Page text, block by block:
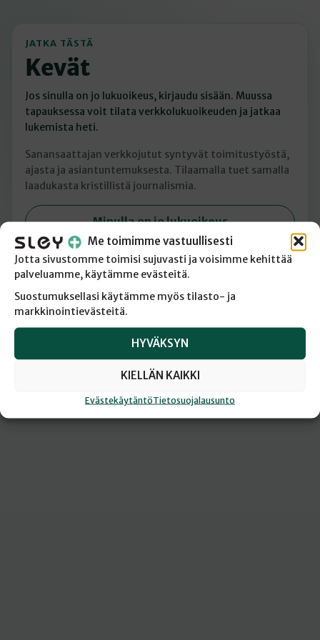
Me toimimme vastuullisesti
Jotta sivustomme toimisi sujuvasti ja voisimme kehittää
palveluamme, käytämme evästeitä.
Suostumuksellasi käytämme myös tilasto- ja
markkinointievästeitä.
HYVÄKSYN
KIELLÄN KAIKKI
EvästekäytäntöTietosuojalausunto
JATKA TÄSTÄ
Kevät
Jos sinulla on jo lukuoikeus, kirjaudu sisään. Muussa
tapauksessa voit tilata verkkolukuoikeuden ja jatkaa
lukemista heti.
Sanansaattajan verkkojutut syntyvät toimitustyöstä,
ajasta ja asiantuntemuksesta. Tilaamalla tuet samalla
laadukasta kristillistä journalismia.
Minulla on jo lukuoikeus
Tilaan verkkolukuoikeuden